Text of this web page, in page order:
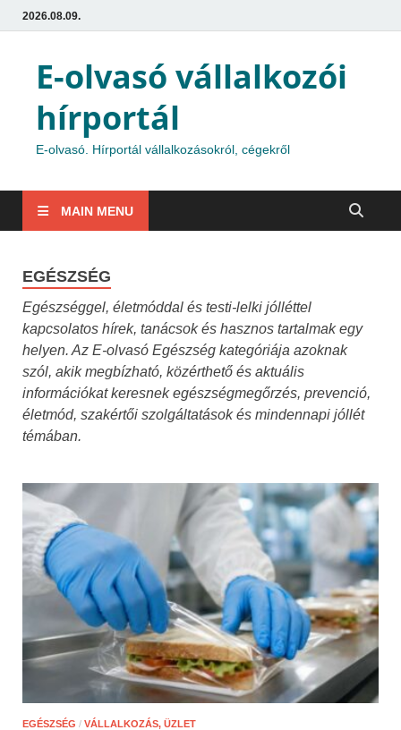
2026.08.09.
E-olvasó vállalkozói
hírportál
E-olvasó. Hírportál vállalkozásokról, cégekről
MAIN MENU
EGÉSZSÉG
Egészséggel, életmóddal és testi-lelki jólléttel
kapcsolatos hírek, tanácsok és hasznos tartalmak egy
helyen. Az E-olvasó Egészség kategóriája azoknak
szól, akik megbízható, közérthető és aktuális
információkat keresnek egészségmegőrzés, prevenció,
életmód, szakértői szolgáltatások és mindennapi jóllét
témában.
EGÉSZSÉG / VÁLLALKOZÁS, ÜZLET